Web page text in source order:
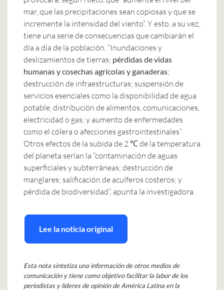
mar, que las precipitaciones sean copiosas y que se
incremente la intensidad del viento”. Y esto, a su vez,
tiene una serie de consecuencias que cambiarán el
día a día de la población. “Inundaciones y
deslizamientos de tierras; pérdidas de vidas
humanas y cosechas agrícolas y ganaderas;
destrucción de infraestructuras; suspensión de
servicios esenciales como la disponibilidad de agua
potable, distribución de alimentos, comunicaciones,
electricidad o gas; y aumento de enfermedades
como el cólera o afecciones gastrointestinales”.
Otros efectos de la subida de 2 ℃ de la temperatura
del planeta serían la “contaminación de aguas
superficiales y subterráneas; destrucción de
manglares; salificación de acuíferos costeros; y
pérdida de biodiversidad”, apunta la investigadora.
Lee la noticia original
Esta nota sintetiza una información de otros medios de
comunicación y tiene como objetivo facilitar la labor de los
periodistas y líderes de opinión de América Latina en la